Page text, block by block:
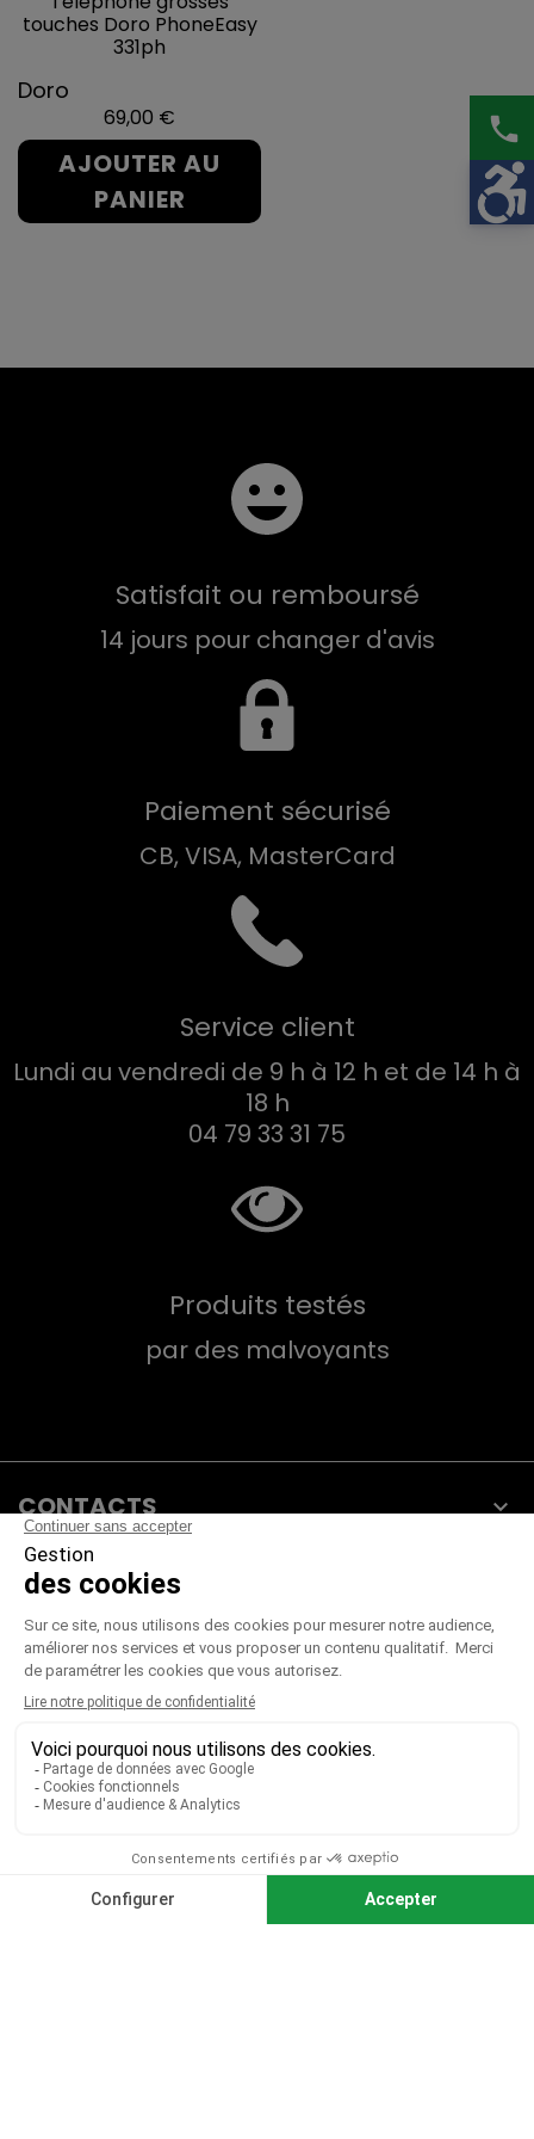
touches Doro PhoneEasy
331ph
Doro
Prix
69,00 €
AJOUTER AU
PANIER
Satisfait ou remboursé
14 jours pour changer d'avis
Paiement sécurisé
CB, VISA, MasterCard
Service client
Lundi au vendredi de 9 h à 12 h et de 14 h à
18 h
04 79 33 31 75
Produits testés
par des malvoyants
CONTACTS 
PRODUITS
NOTRE SOCIÉTÉ
VOTRE COMPTE 
CGV|CGU|Mentions légales
Paiement sécurisé
Télécharger notre catalogue
Télécharger le bon de commande
phone